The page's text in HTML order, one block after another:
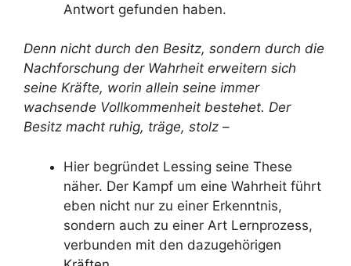
Antwort gefunden haben.
Denn nicht durch den Besitz, sondern durch die
Nachforschung der Wahrheit erweitern sich
seine Kräfte, worin allein seine immer
wachsende Vollkommenheit bestehet. Der
Besitz macht ruhig, träge, stolz –
Hier begründet Lessing seine These
näher. Der Kampf um eine Wahrheit führt
eben nicht nur zu einer Erkenntnis,
sondern auch zu einer Art Lernprozess,
verbunden mit den dazugehörigen